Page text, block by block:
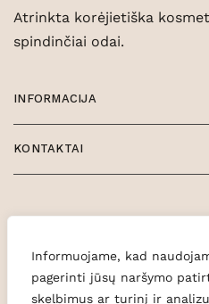
Informuojame, kad
pagerinti jūsų naršymo
skelbimus ar turinį ir
Atrinkta korėjietiška
spindinčiai odai.
INFORMACIJA
KONTAKTAI